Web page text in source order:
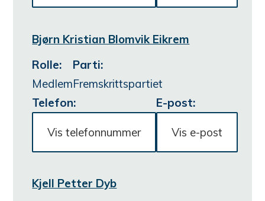
Bjørn Kristian Blomvik Eikrem
Rolle:
Medlem
Parti:
Fremskrittspartiet
Telefon:
Vis telefonnummer
E-post:
Vis e-post
Kjell Petter Dyb